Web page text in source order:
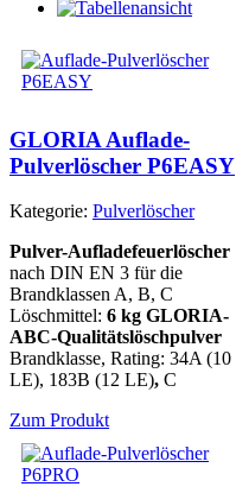
GLORIA Auflade-
Pulverlöscher P6EASY
Kategorie: Pulverlöscher
Pulver-Aufladefeuerlöscher
nach DIN EN 3 für die
Brandklassen A, B, C
Löschmittel: 6 kg GLORIA-
ABC-Qualitätslöschpulver
Brandklasse, Rating: 34A (10
LE), 183B (12 LE), C
Zum Produkt